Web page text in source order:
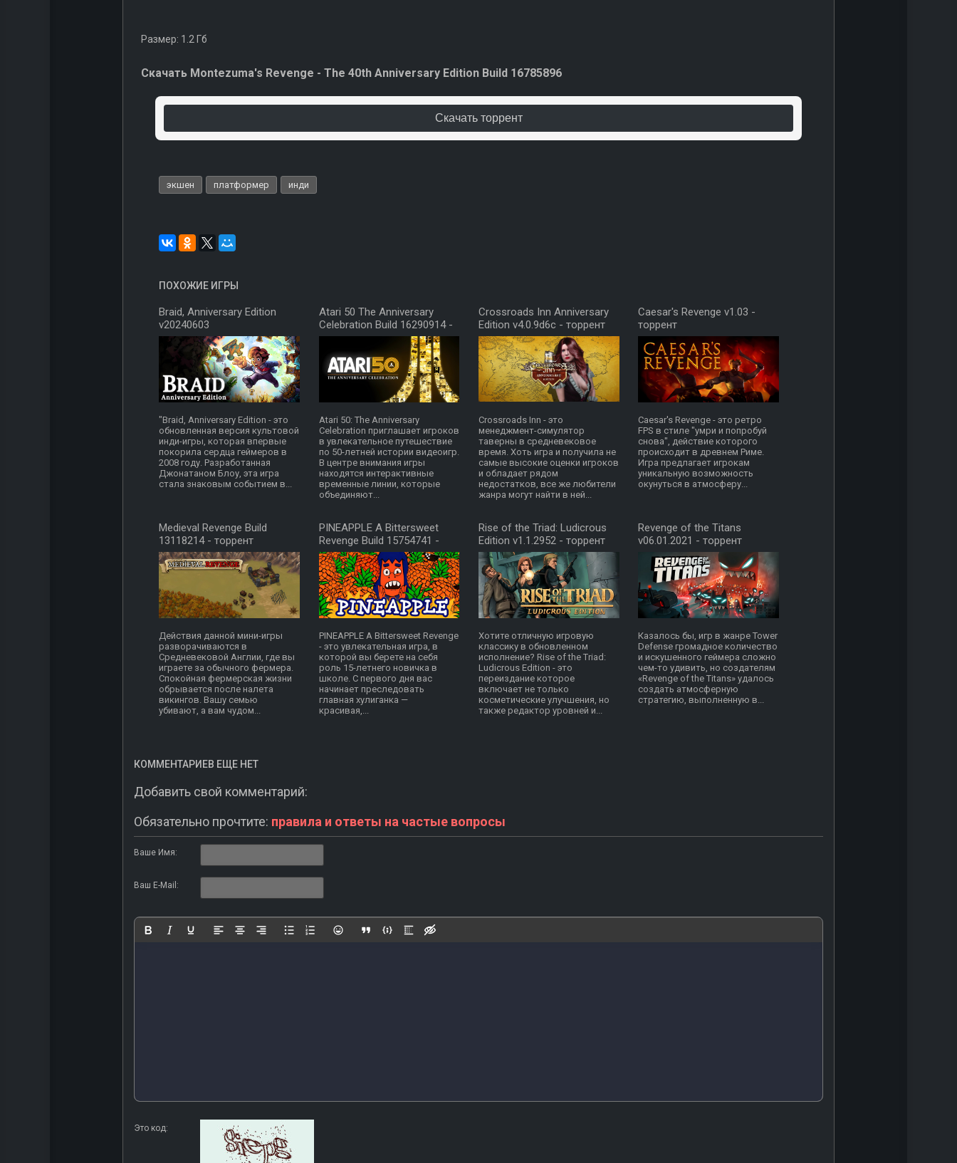
Размер: 1.2 Гб
Скачать Montezuma's Revenge - The 40th Anniversary Edition Build 16785896
Скачать торрент
экшен платформер инди
ПОХОЖИЕ ИГРЫ
Braid, Anniversary Edition
v20240603
"Braid, Anniversary Edition - это
обновленная версия культовой
инди-игры, которая впервые
покорила сердца геймеров в
2008 году. Разработанная
Джонатаном Блоу, эта игра
стала знаковым событием в...
Atari 50 The Anniversary
Celebration Build 16290914 -
торрент
Atari 50: The Anniversary
Celebration приглашает игроков
в увлекательное путешествие
по 50-летней истории видеоигр.
В центре внимания игры
находятся интерактивные
временные линии, которые
объединяют...
Crossroads Inn Anniversary
Edition v4.0.9d6c - торрент
Crossroads Inn - это
менеджмент-симулятор
таверны в средневековое
время. Хоть игра и получила не
самые высокие оценки игроков
и обладает рядом
недостатков, все же любители
жанра могут найти в ней...
Caesar's Revenge v1.03 -
торрент
Caesar's Revenge - это ретро
FPS в стиле "умри и попробуй
снова", действие которого
происходит в древнем Риме.
Игра предлагает игрокам
уникальную возможность
окунуться в атмосферу...
Medieval Revenge Build
13118214 - торрент
Действия данной мини-игры
разворачиваются в
Средневековой Англии, где вы
играете за обычного фермера.
Спокойная фермерская жизни
обрывается после налета
викингов. Вашу семью
убивают, а вам чудом...
PINEAPPLE A Bittersweet
Revenge Build 15754741 -
торрент
PINEAPPLE A Bittersweet Revenge
- это увлекательная игра, в
которой вы берете на себя
роль 15-летнего новичка в
школе. С первого дня вас
начинает преследовать
главная хулиганка —
красивая,...
Rise of the Triad: Ludicrous
Edition v1.1.2952 - торрент
Хотите отличную игровую
классику в обновленном
исполнение? Rise of the Triad:
Ludicrous Edition - это
переиздание которое
включает не только
косметические улучшения, но
также редактор уровней и...
Revenge of the Titans
v06.01.2021 - торрент
Казалось бы, игр в жанре Tower
Defense громадное количество
и искушенного геймера сложно
чем-то удивить, но создателям
«Revenge of the Titans» удалось
создать атмосферную
стратегию, выполненную в...
КОММЕНТАРИЕВ ЕЩЕ НЕТ
Добавить свой комментарий:
Обязательно прочтите: правила и ответы на частые вопросы
Ваше Имя:
Ваш E-Mail:
Это код: